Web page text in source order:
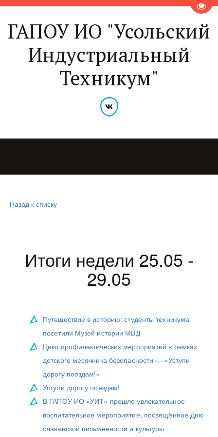
ГАПОУ ИО "Усольский
Индустриальный
Техникум"
Назад к списку
Итоги недели 25.05 -
29.05
Путешествие в историю: студенты техникума
посетили Музей истории МВД
Цикл профилактических мероприятий в рамках
детского месячника безопасности — «Уступи
дорогу поездам!»
Уступи дорогу поездам!
В ГАПОУ ИО «УИТ» прошло увлекательное
воспитательное мероприятие, посвящённое Дню
славянской письменности и культуры